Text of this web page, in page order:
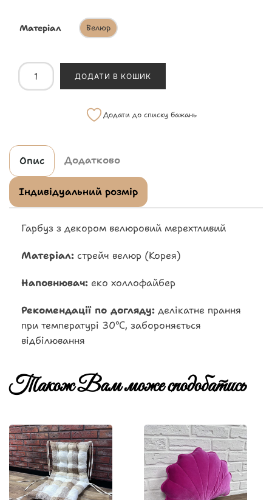
Матеріал Велюр
ДОДАТИ В КОШИК
Додати до списку бажань
Опис Додатково
Індивідуальний розмір
Гарбуз з декором велюровий мерехтливий
Матеріал: стрейч велюр (Корея)
Наповнювач: еко холлофайбер
Рекомендації по догляду: делікатне прання
при температурі 30℃, забороняється
відбілювання
Також Вам може сподобатись